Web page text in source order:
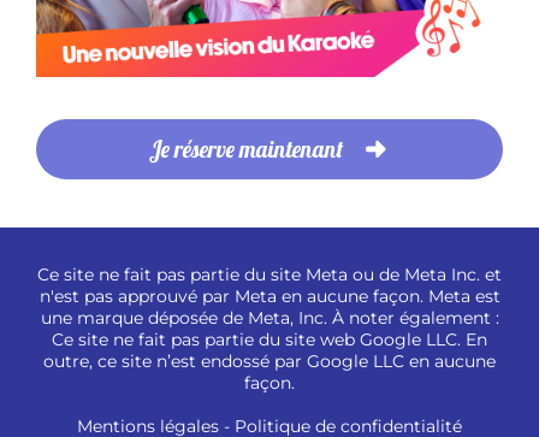
Je réserve maintenant
Ce site ne fait pas partie du site Meta ou de Meta Inc. et
n'est pas approuvé par Meta en aucune façon. Meta est
une marque déposée de Meta, Inc. À noter également :
Ce site ne fait pas partie du site web Google LLC. En
outre, ce site n’est endossé par Google LLC en aucune
façon.
Mentions légales - Politique de confidentialité